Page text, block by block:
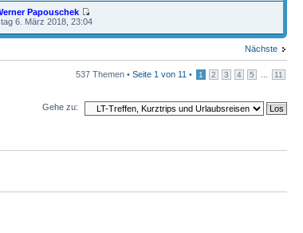
Papouschek
6. März 2018, 23:04
Nächste
537 Themen • Seite 1 von 11 • 1 2 3 4 5 11
Gehe zu: